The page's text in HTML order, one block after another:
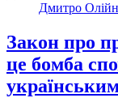
Дмитро
Закон про
це бомба